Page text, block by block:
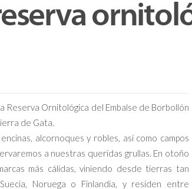
Reserva Ornitológica del Embalse de Borbollón
de Gata.
alcornoques y robles, así como campos
a nuestras queridas grullas. En otoño
más cálidas, viniendo desde tierras tan
Noruega o Finlandia, y residen entre